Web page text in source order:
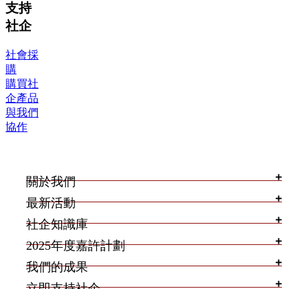
支持
社企
社會採
購
購買社
企產品
與我們
協作
關於我們
最新活動
社企知識庫
2025年度嘉許計劃
我們的成果